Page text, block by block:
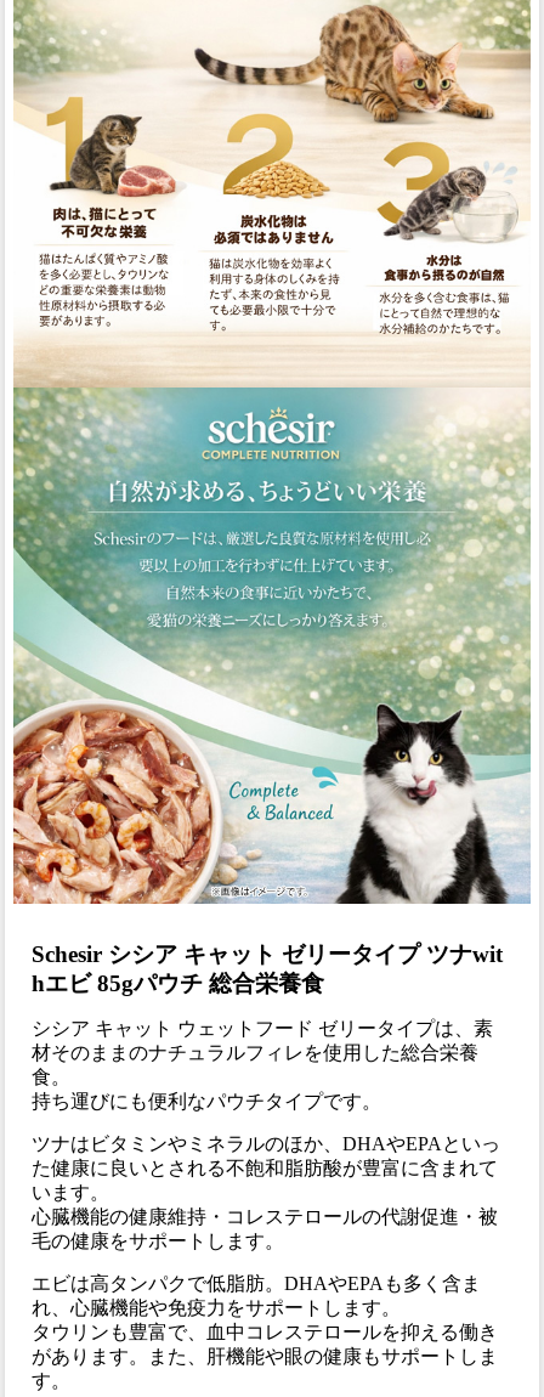
Schesir シシア キャット ゼリータイプ ツナwit
hエビ 85gパウチ 総合栄養食
シシア キャット ウェットフード ゼリータイプは、素
材そのままのナチュラルフィレを使用した総合栄養
食。
持ち運びにも便利なパウチタイプです。
ツナはビタミンやミネラルのほか、DHAやEPAといっ
た健康に良いとされる不飽和脂肪酸が豊富に含まれて
います。
心臓機能の健康維持・コレステロールの代謝促進・被
毛の健康をサポートします。
エビは高タンパクで低脂肪。DHAやEPAも多く含ま
れ、心臓機能や免疫力をサポートします。
タウリンも豊富で、血中コレステロールを抑える働き
があります。また、肝機能や眼の健康もサポートしま
す。